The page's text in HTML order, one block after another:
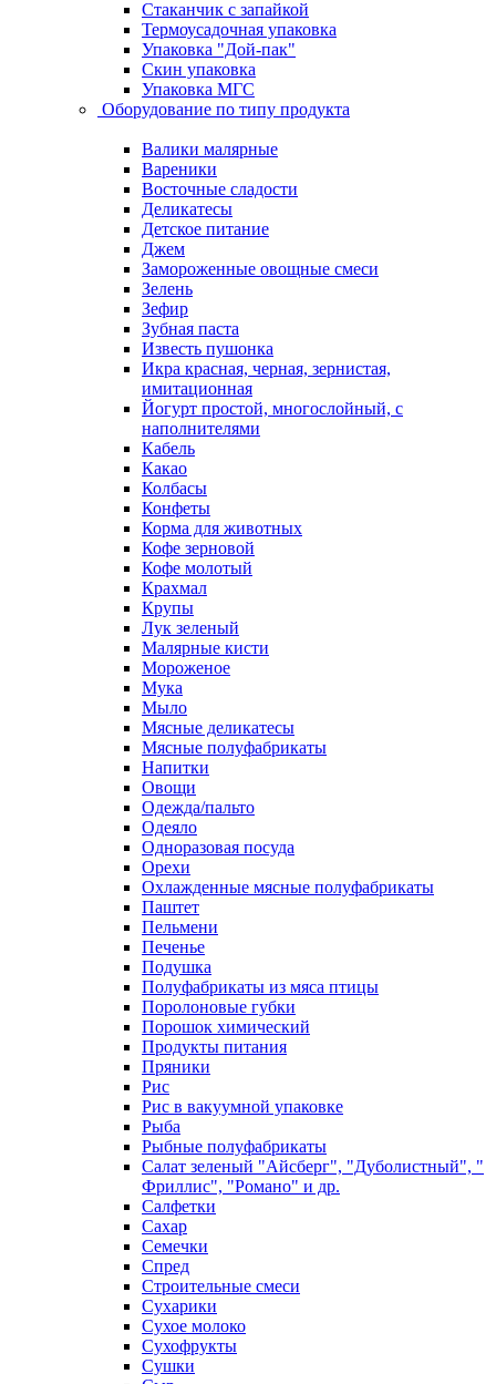
Стаканчик с запайкой
Термоусадочная упаковка
Упаковка "Дой-пак"
Скин упаковка
Упаковка МГС
Оборудование по типу продукта
Валики малярные
Вареники
Восточные сладости
Деликатесы
Детское питание
Джем
Замороженные овощные смеси
Зелень
Зефир
Зубная паста
Известь пушонка
Икра красная, черная, зернистая,
имитационная
Йогурт простой, многослойный, с
наполнителями
Кабель
Какао
Колбасы
Конфеты
Корма для животных
Кофе зерновой
Кофе молотый
Крахмал
Крупы
Лук зеленый
Малярные кисти
Мороженое
Мука
Мыло
Мясные деликатесы
Мясные полуфабрикаты
Напитки
Овощи
Одежда/пальто
Одеяло
Одноразовая посуда
Орехи
Охлажденные мясные полуфабрикаты
Паштет
Пельмени
Печенье
Подушка
Полуфабрикаты из мяса птицы
Поролоновые губки
Порошок химический
Продукты питания
Пряники
Рис
Рис в вакуумной упаковке
Рыба
Рыбные полуфабрикаты
Салат зеленый "Айсберг", "Дуболистный", "
Фриллис", "Романо" и др.
Салфетки
Сахар
Семечки
Спред
Строительные смеси
Сухарики
Сухое молоко
Сухофрукты
Сушки